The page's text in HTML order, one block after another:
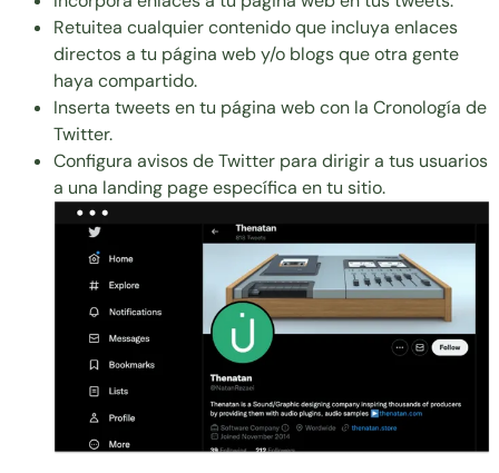
Retuitea cualquier contenido que incluya enlaces
directos a tu página web y/o blogs que otra gente
haya compartido.
Inserta tweets en tu página web con la Cronología de
Twitter.
Configura avisos de Twitter para dirigir a tus usuarios
a una landing page específica en tu sitio.